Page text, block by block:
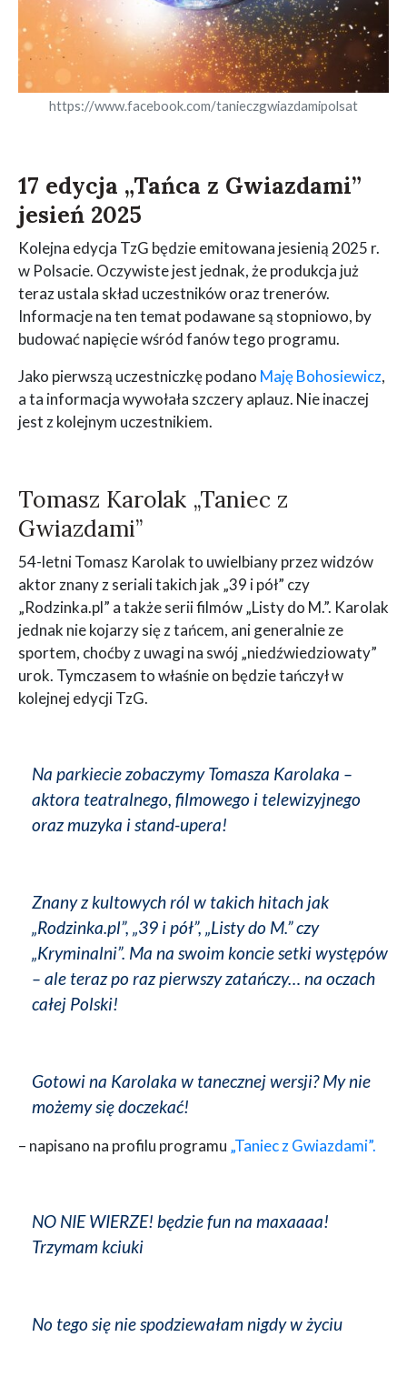
https://www.facebook.com/tanieczgwiazdamipolsat
17 edycja „Tańca z Gwiazdami”
jesień 2025
Kolejna edycja TzG będzie emitowana jesienią 2025 r.
w Polsacie. Oczywiste jest jednak, że produkcja już
teraz ustala skład uczestników oraz trenerów.
Informacje na ten temat podawane są stopniowo, by
budować napięcie wśród fanów tego programu.
Jako pierwszą uczestniczkę podano Maję Bohosiewicz,
a ta informacja wywołała szczery aplauz. Nie inaczej
jest z kolejnym uczestnikiem.
Tomasz Karolak „Taniec z
Gwiazdami”
54-letni Tomasz Karolak to uwielbiany przez widzów
aktor znany z seriali takich jak „39 i pół” czy
„Rodzinka.pl” a także serii filmów „Listy do M.”. Karolak
jednak nie kojarzy się z tańcem, ani generalnie ze
sportem, choćby z uwagi na swój „niedźwiedziowaty”
urok. Tymczasem to właśnie on będzie tańczył w
kolejnej edycji TzG.
Na parkiecie zobaczymy Tomasza Karolaka –
aktora teatralnego, filmowego i telewizyjnego
oraz muzyka i stand-upera!
Znany z kultowych ról w takich hitach jak
„Rodzinka.pl”, „39 i pół”, „Listy do M.” czy
„Kryminalni”. Ma na swoim koncie setki występów
– ale teraz po raz pierwszy zatańczy… na oczach
całej Polski!
Gotowi na Karolaka w tanecznej wersji? My nie
możemy się doczekać!
– napisano na profilu programu „Taniec z Gwiazdami”.
NO NIE WIERZE! będzie fun na maxaaaa!
Trzymam kciuki
No tego się nie spodziewałam nigdy w życiu